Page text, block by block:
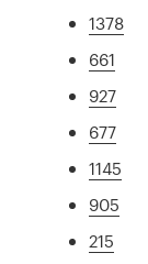
1378
661
927
677
1145
905
215